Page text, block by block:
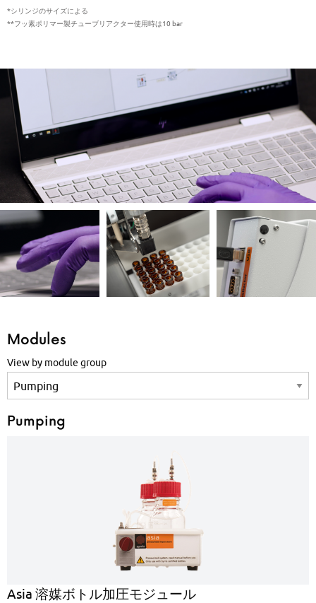
*シリンジのサイズによる
**フッ素ポリマー製チューブリアクター使用時は10 bar
Modules
View by module group
Pumping
Asia 溶媒ボトル加圧モジュール